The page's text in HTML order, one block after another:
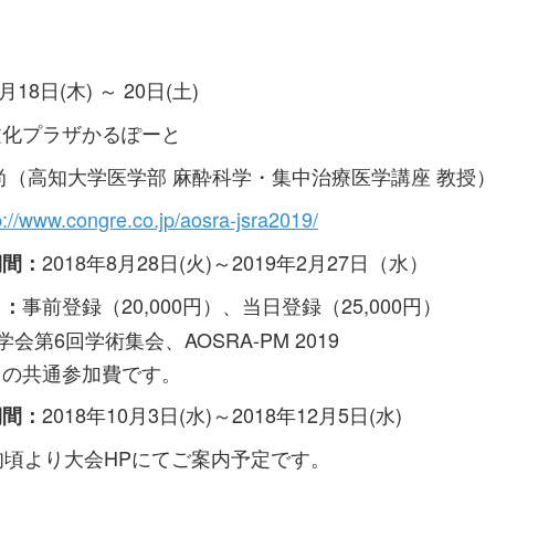
18日(木) ～ 20日(土)
プラザかるぽーと
高知大学医学部 麻酔科学・集中治療医学講座 教授）
www.congre.co.jp/aosra-jsra2019/
： 2018年8月28日(火)～2019年2月27日（水）
事前登録（20,000円）、当日登録（25,000円）
会第6回学術集会、AOSRA-PM 2019
共通参加費です。
： 2018年10月3日(水)～2018年12月5日(水)
より大会HPにてご案内予定です。